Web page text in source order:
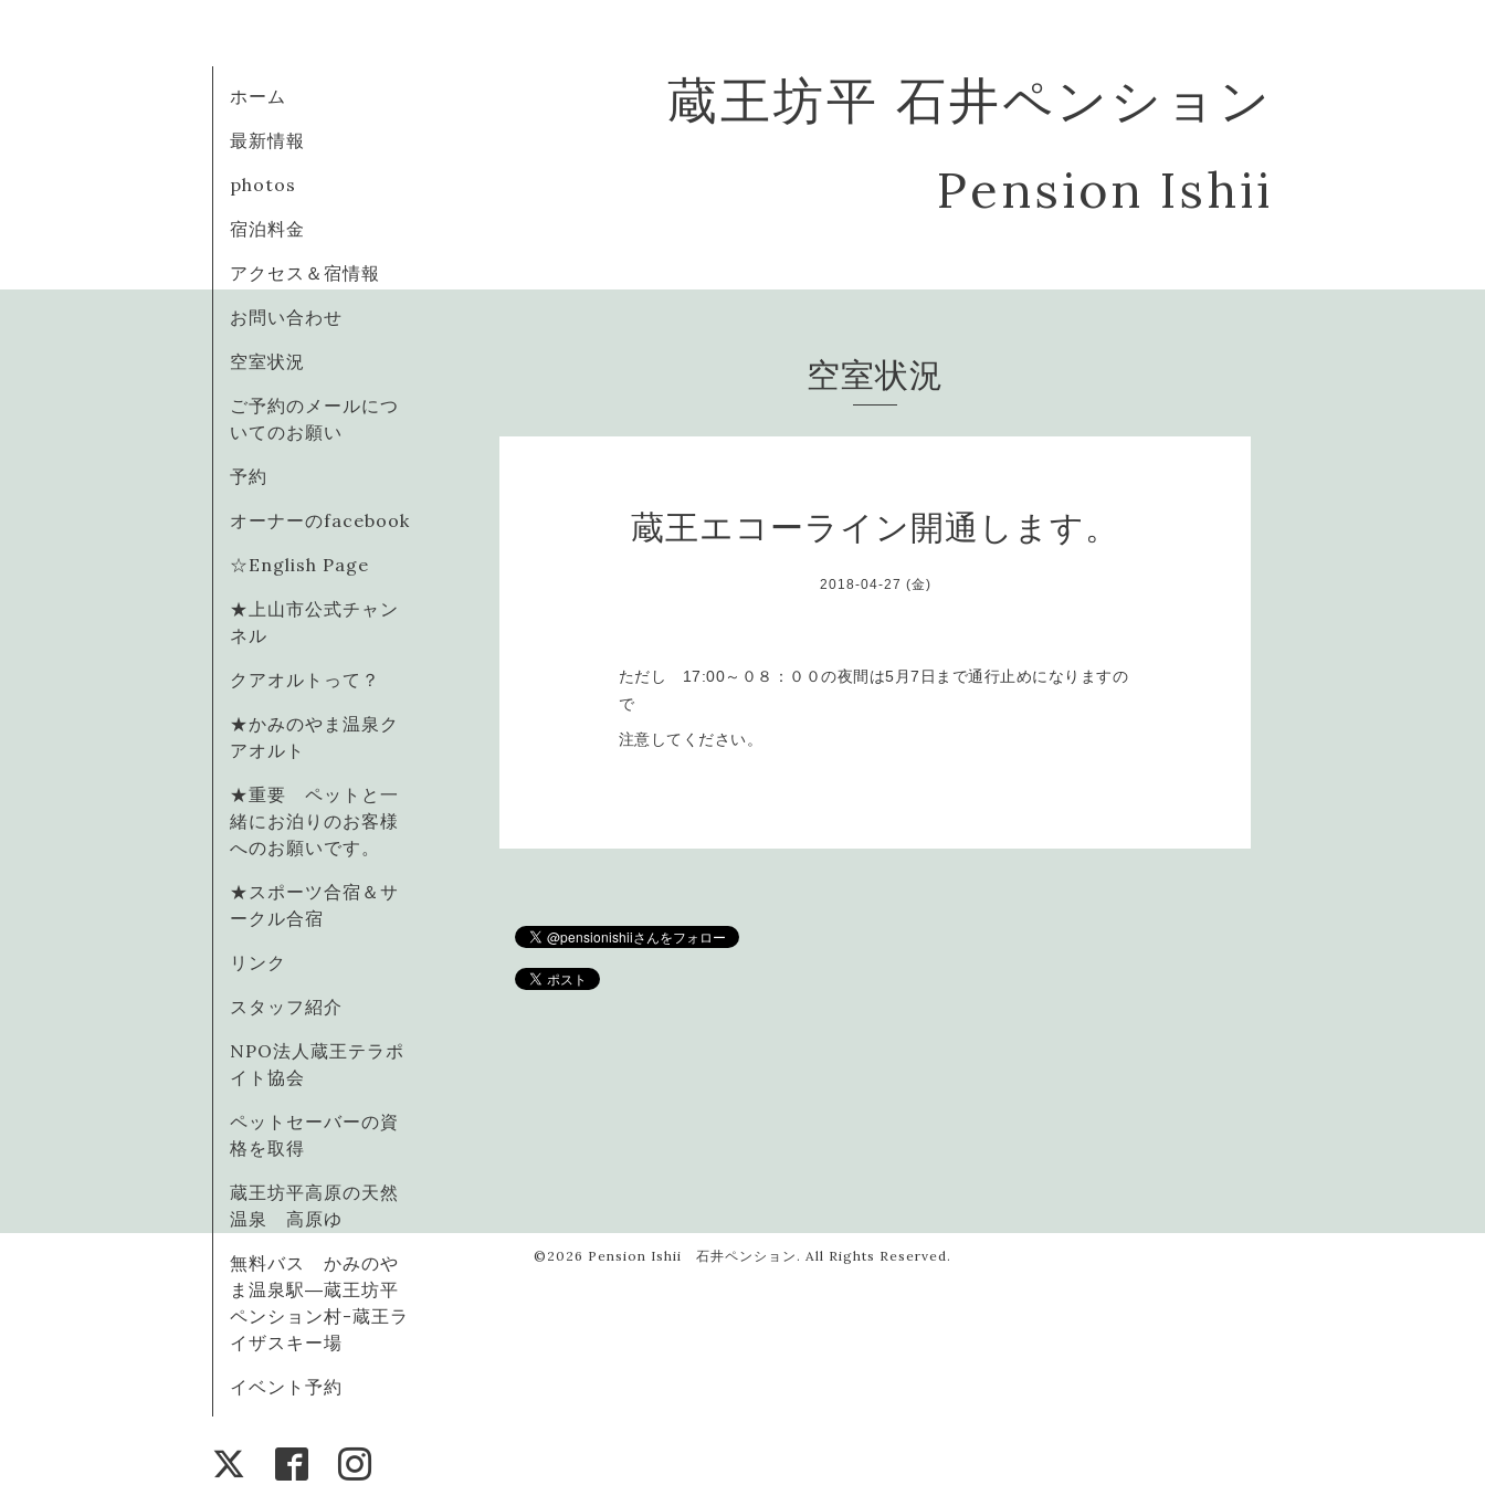
蔵王坊平 石井ペンション
Pension Ishii
ホーム
最新情報
photos
宿泊料金
アクセス＆宿情報
お問い合わせ
空室状況
ご予約のメールにつ
いてのお願い
予約
オーナーのfacebook
☆English Page
★上山市公式チャン
ネル
クアオルトって？
★かみのやま温泉ク
アオルト
★重要 ペットと一
緒にお泊りのお客様
へのお願いです。
★スポーツ合宿＆サ
ークル合宿
リンク
スタッフ紹介
NPO法人蔵王テラポ
イト協会
ペットセーバーの資
格を取得
蔵王坊平高原の天然
温泉 高原ゆ
無料バス かみのや
ま温泉駅―蔵王坊平
ペンション村-蔵王ラ
イザスキー場
イベント予約
空室状況
蔵王エコーライン開通します。
2018-04-27 (金)
ただし 17:00～０８：００の夜間は5月7日まで通行止めになりますの
で
注意してください。
©2026 Pension Ishii 石井ペンション . All Rights Reserved.